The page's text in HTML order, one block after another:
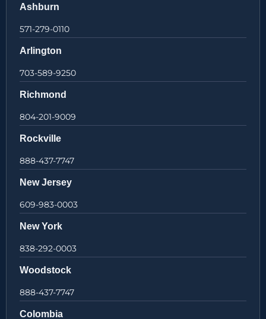
Ashburn
571-279-0110
Arlington
703-589-9250
Richmond
804-201-9009
Rockville
888-437-7747
New Jersey
609-983-0003
New York
838-292-0003
Woodstock
888-437-7747
Colombia